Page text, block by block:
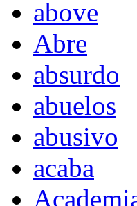
above
Abre
absurdo
abuelos
abusivo
acaba